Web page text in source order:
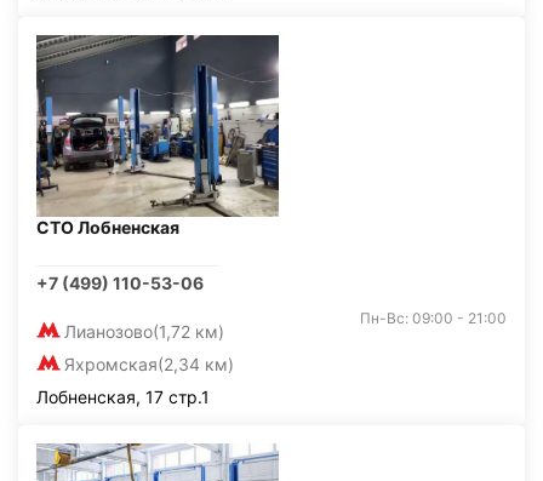
СТО Лобненская
+7 (499) 110-53-06
Лианозово(1,72 км)
Яхромская(2,34 км)
Пн-Вс: 09:00 - 21:00
Лобненская, 17 стр.1